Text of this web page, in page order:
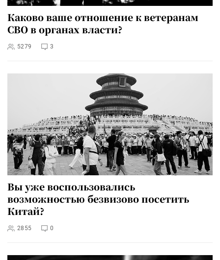
Каково ваше отношение к ветеранам
СВО в органах власти?
5279 3
Вы уже воспользовались
возможностью безвизово посетить
Китай?
2855 0